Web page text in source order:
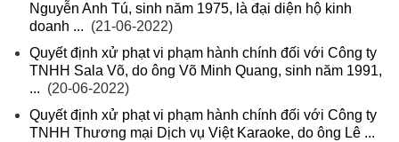
Nguyễn Anh Tú, sinh năm 1975, là đại diện hộ kinh
doanh ... (21-06-2022)
Quyết định xử phạt vi phạm hành chính đối với Công ty
TNHH Sala Võ, do ông Võ Minh Quang, sinh năm 1991,
... (20-06-2022)
Quyết định xử phạt vi phạm hành chính đối với Công ty
TNHH Thương mại Dịch vụ Việt Karaoke, do ông Lê ...